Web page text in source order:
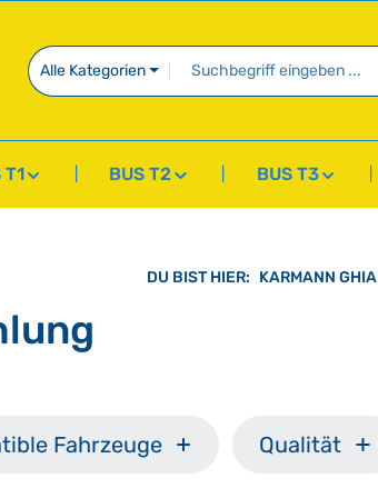
Alle Kategorien
T1 BUS T2 BUS T3
DU BIST HIER: KARMANN GHIA
Fahrzeuge Qualität